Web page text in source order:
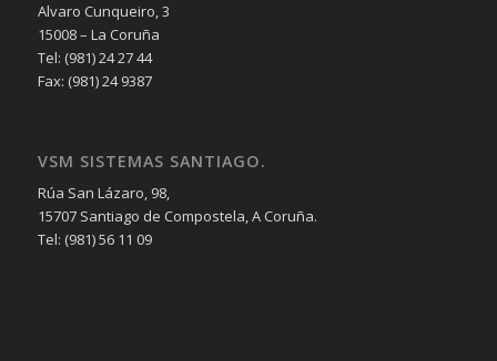
Alvaro Cunqueiro, 3
15008 – La Coruña
Tel: (981) 24 27 44
Fax: (981) 24 9387
VSM SISTEMAS SANTIAGO.
Rúa San Lázaro, 98,
15707 Santiago de Compostela, A Coruña.
Tel: (981) 56 11 09